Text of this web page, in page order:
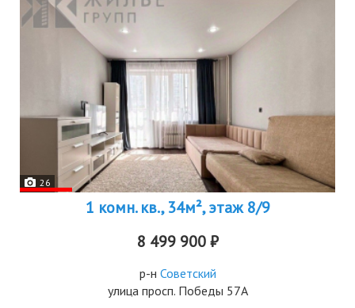
26
1 комн. кв., 34м², этаж 8/9
8 499 900 ₽
р-н Советский
улица просп. Победы 57А